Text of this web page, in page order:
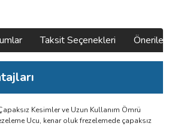
Taksit Seçenekleri
Kesimler ve Uzun Kullanım Ömrü
Ucu, kenar oluk frezelemede çapaksız